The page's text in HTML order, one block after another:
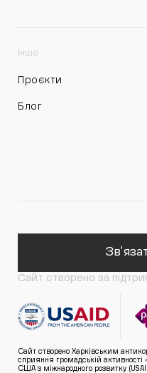
Інше
Проєкти
Блог
Сайт створено за
Сайт створено Харківським
сприяння громадській активності
США з міжнародного розвитку